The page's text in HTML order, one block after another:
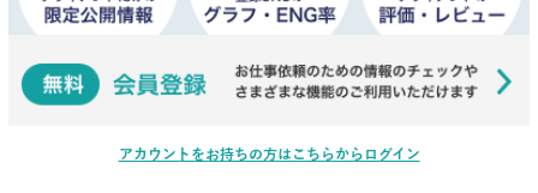
アカウントをお持ちの方はこちらからログイン